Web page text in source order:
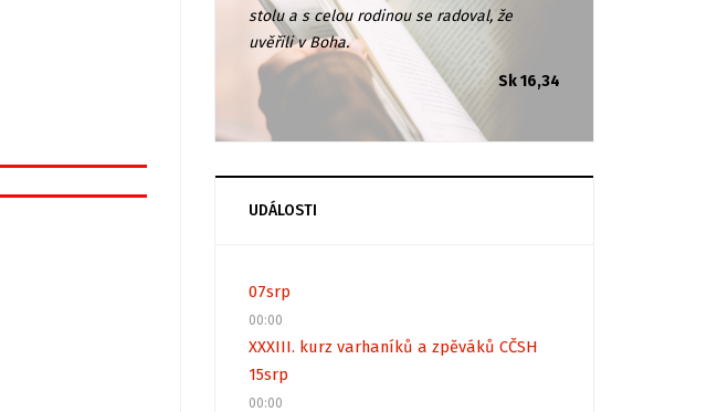
stolu a s celou rodinou se radoval, že
uvěřili v Boha.
Sk 16,34
UDÁLOSTI
07srp
00:00
XXXIII. kurz varhaníků a zpěváků CČSH
15srp
00:00